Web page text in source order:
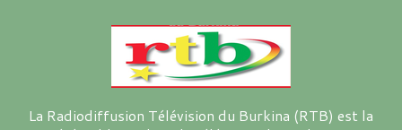
La Radiodiffusion Télévision du Burkina (RTB) est la